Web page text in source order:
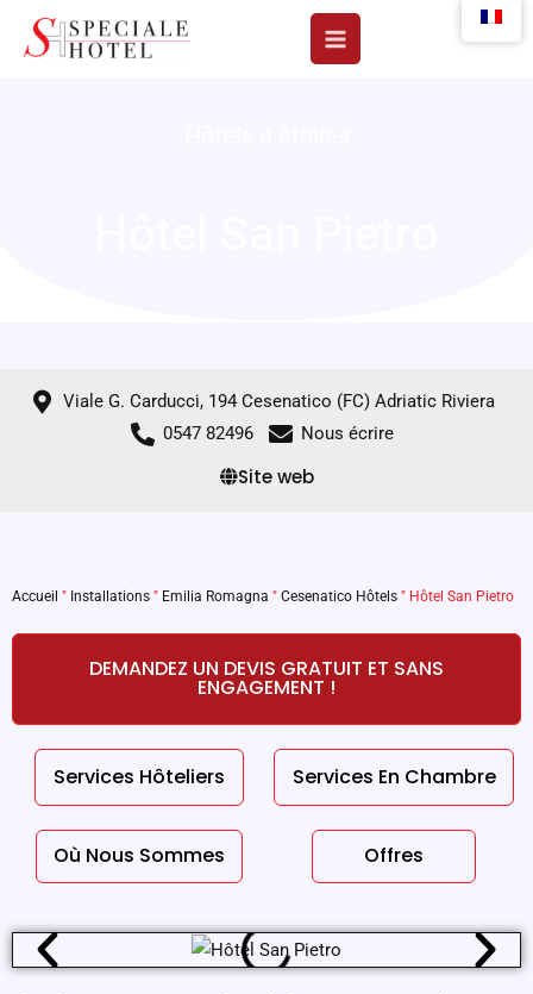
Viale G. Carducci, 194 Cesenatico (FC) Adriatic Riviera
0547 82496
Nous écrire
Site web
Accueil " Installations " Emilia Romagna " Cesenatico Hôtels " Hôtel San Pietro
DEMANDEZ UN DEVIS GRATUIT ET SANS
ENGAGEMENT !
Services Hôteliers Services En Chambre
Où Nous Sommes Offres